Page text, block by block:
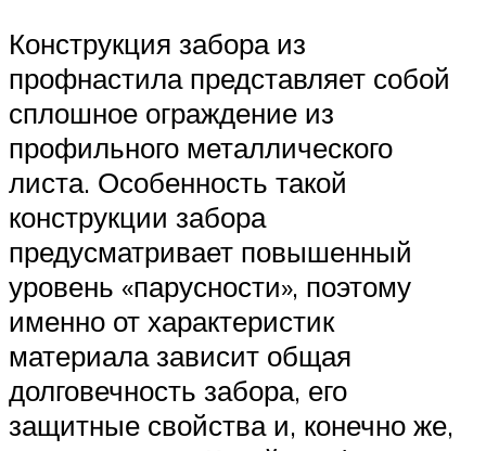
Конструкция забора из
профнастила представляет собой
сплошное ограждение из
профильного металлического
листа. Особенность такой
конструкции забора
предусматривает повышенный
уровень «парусности», поэтому
именно от характеристик
материала зависит общая
долговечность забора, его
защитные свойства и, конечно же,